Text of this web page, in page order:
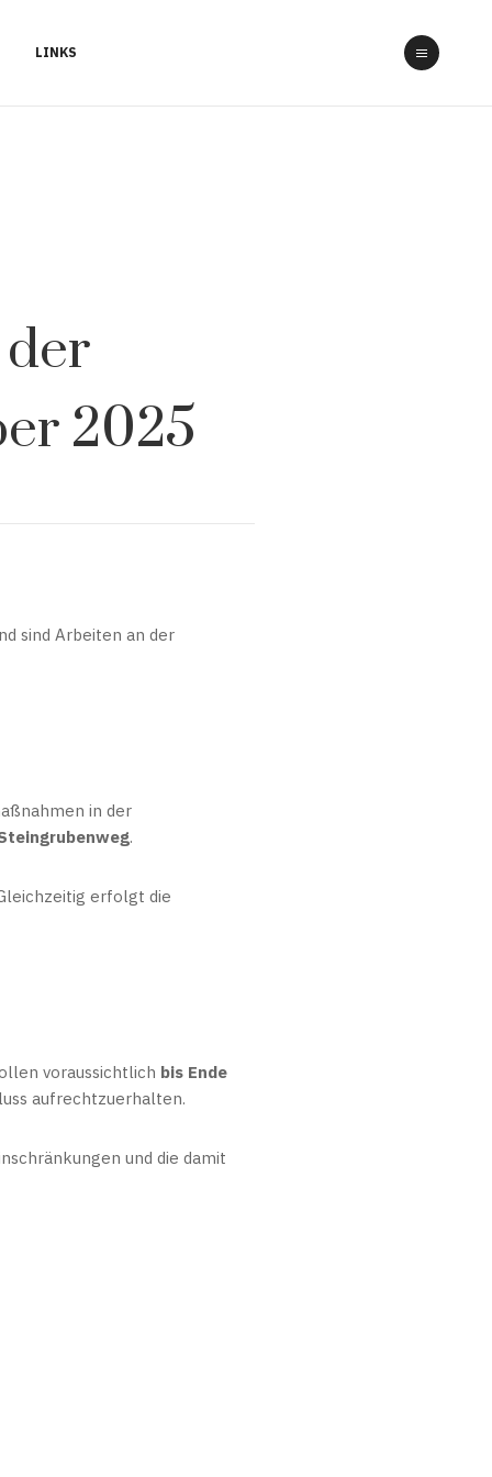
LINKS
2025
sind Arbeiten an der
in der
.
erfolgt die
voraussichtlich bis Ende
aufrechtzuerhalten.
und die damit